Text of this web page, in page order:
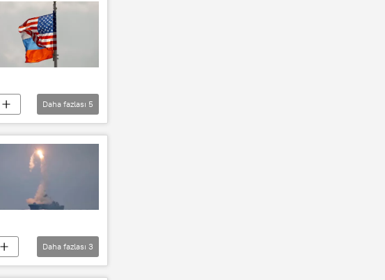
Daha fazlası 5
Daha fazlası 3